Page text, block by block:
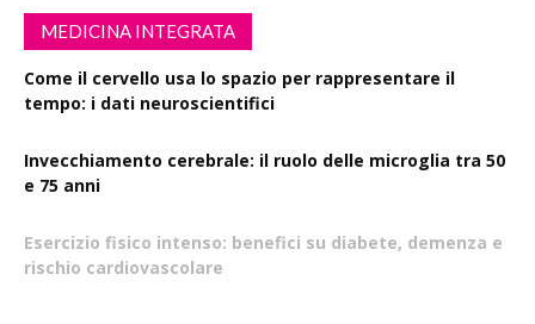
MEDICINA INTEGRATA
Come il cervello usa lo spazio per rappresentare il
tempo: i dati neuroscientifici
Invecchiamento cerebrale: il ruolo delle microglia tra 50
e 75 anni
Esercizio fisico intenso: benefici su diabete, demenza e
rischio cardiovascolare